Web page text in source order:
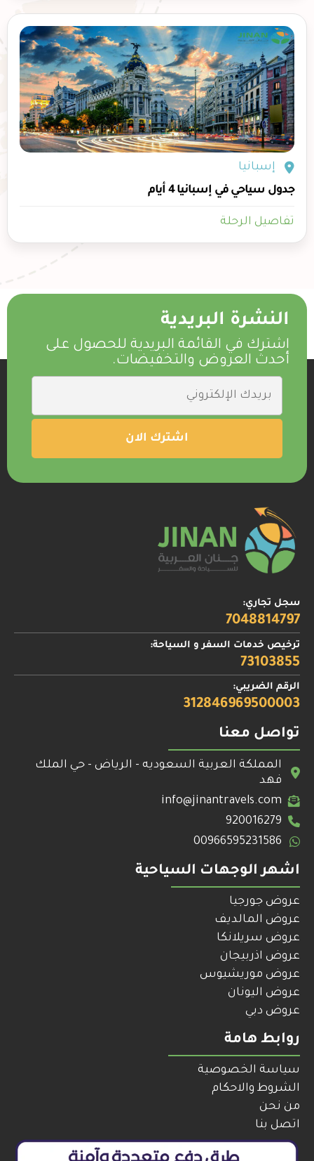
إسبانيا
جدول سياحي في إسبانيا 4 أيام
تفاصيل الرحلة
النشرة البريدية
اشترك في القائمة البريدية للحصول على
أحدث العروض والتخفيضات.
سجل تجاري:
7048814797
ترخيص خدمات السفر و السياحة:
73103855
الرقم الضريبي:
312846969500003
تواصل معنا
المملكة العربية السعوديه - الرياض - حي الملك
فهد
info@jinantravels.com
920016279
00966595231586
اشهر الوجهات السياحية
عروض جورجيا
عروض المالديف
عروض سريلانكا
عروض اذربيجان
عروض موريشيوس
عروض اليونان
عروض دبي
روابط هامة
سياسة الخصوصية
الشروط والاحكام
من نحن
اتصل بنا